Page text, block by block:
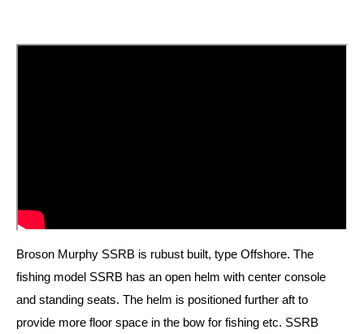
Broson Murphy SSRB is rubust built, type Offshore. The
fishing model SSRB has an open helm with center console
and standing seats. The helm is positioned further aft to
provide more floor space in the bow for fishing etc. SSRB